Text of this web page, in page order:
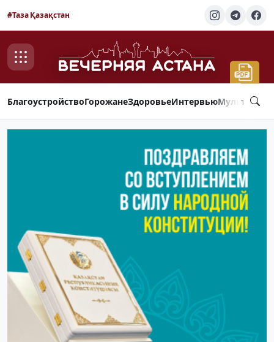
#Таза Қазақстан
БлагоустройствоГорожанеЗдоровьеИнтервью